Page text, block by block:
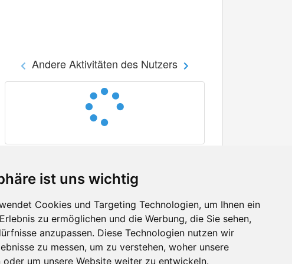
ist uns wichtig
Cookies und Targeting Technologien, um Ihnen ein
zu ermöglichen und die Werbung, die Sie sehen,
anzupassen. Diese Technologien nutzen wir
zu messen, um zu verstehen, woher unsere
oder um unsere Website weiter zu entwickeln.
Andere Aktivitäten des Nutzers
Facebook
Twitter
YouTube